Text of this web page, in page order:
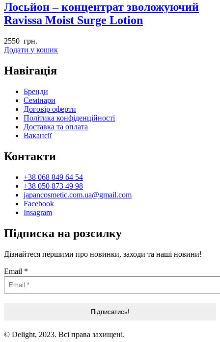
Лосьйон – концентрат зволожуючий
Ravissa Moist Surge Lotion
2550 грн.
Додати у кошик
Навігація
Бренди
Семінари
Договір оферти
Політика конфіденційності
Доставка та оплата
Вакансії
Контакти
+38 068 849 64 54
+38 050 873 49 98
japancosmetic.com.ua@gmail.com
Facebook
Insagram
Підписка на розсилку
Дізнайтеся першими про новинки, заходи та наші новини!
Email *
© Delight, 2023. Всі права захищені.